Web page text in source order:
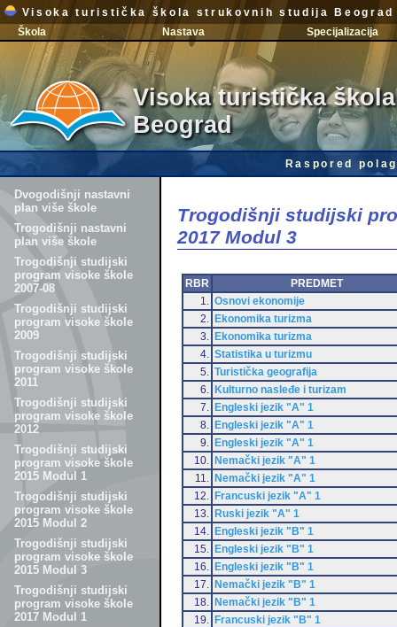
Visoka turistička škola strukovnih studija Beograd
Škola
Nastava Specijalizacija
Visoka turistička
Beograd
Raspored
Dvogodišnji nastavni
plan više škole
Trogodišnji nastavni
plan više škole
Trogodišnji studijski
program visoke škole
2007-08
Trogodišnji studijski
program visoke škole
2009
Trogodišnji studijski
program visoke škole
2011
Trogodišnji studijski
program visoke škole
2012
Trogodišnji studijski
program visoke škole
2015 Modul 1
Trogodišnji studijski
program visoke škole
2015 Modul 2
Trogodišnji studijski
program visoke škole
2015 Modul 3
Trogodišnji studijski
program visoke škole
2017 Modul 1
Trogodišnji studijski
2017 Modul 3
RBR
PREDMET
1.
Osnovi ekonomije
2.
Ekonomika turizma
3.
Ekonomika turizma
4.
Statistika u turizmu
5.
Turistička geografija
6.
Kulturno nasleđe i turizam
7.
Engleski jezik "A" 1
8.
Engleski jezik "A" 1
9.
Engleski jezik "A" 1
10.
Nemački jezik "A" 1
11.
Nemački jezik "A" 1
12.
Francuski jezik "A" 1
13.
Ruski jezik "A" 1
14.
Engleski jezik "B" 1
15.
Engleski jezik "B" 1
16.
Engleski jezik "B" 1
17.
Nemački jezik "B" 1
18.
Nemački jezik "B" 1
19.
Francuski jezik "B" 1